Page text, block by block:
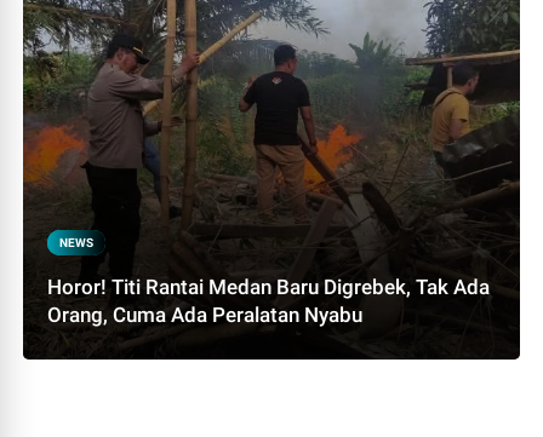
NEWS
Horor! Titi Rantai Medan Baru Digrebek, Tak Ada
Orang, Cuma Ada Peralatan Nyabu